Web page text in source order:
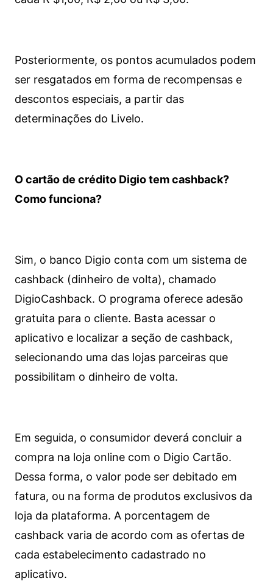
Posteriormente, os pontos acumulados podem
ser resgatados em forma de recompensas e
descontos especiais, a partir das
determinações do Livelo.
O cartão de crédito Digio tem cashback?
Como funciona?
Sim, o banco Digio conta com um sistema de
cashback (dinheiro de volta), chamado
DigioCashback. O programa oferece adesão
gratuita para o cliente. Basta acessar o
aplicativo e localizar a seção de cashback,
selecionando uma das lojas parceiras que
possibilitam o dinheiro de volta.
Em seguida, o consumidor deverá concluir a
compra na loja online com o Digio Cartão.
Dessa forma, o valor pode ser debitado em
fatura, ou na forma de produtos exclusivos da
loja da plataforma. A porcentagem de
cashback varia de acordo com as ofertas de
cada estabelecimento cadastrado no
aplicativo.